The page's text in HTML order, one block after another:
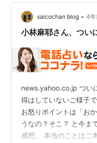
たいですが、お二人そ
でしょうか… どうなっ
沈黙を貫くのでしょう
saicochan blog • 4年
小林麻耶さん、つい
news.yahoo.co.jp つい
得はしていないご様子
お怒りポイントは「お
うなの？そこ？ と今ま
感想。 本当のことはご